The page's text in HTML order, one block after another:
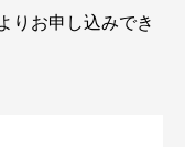
りお申し込みでき